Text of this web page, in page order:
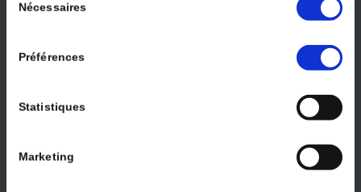
Nécessaires
Préférences
Statistiques
Marketing